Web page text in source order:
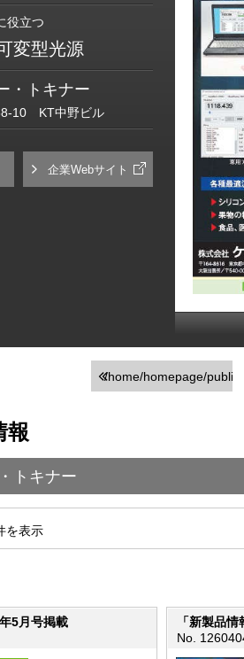
役立つ
変型光源
・トキナー
10 KT中野ビル
企業Webサイト
/home/homepage/
報
トキナー
を表示
5月号掲載
「新製品
No.